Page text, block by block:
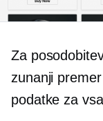
Za
zunanji
podatke za